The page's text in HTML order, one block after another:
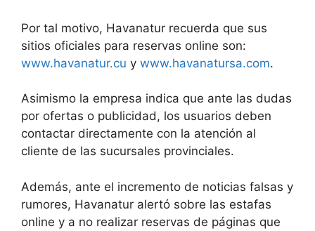
Por tal motivo, Havanatur recuerda que sus
sitios oficiales para reservas online son:
www.havanatur.cu y www.havanatursa.com.
Asimismo la empresa indica que ante las dudas
por ofertas o publicidad, los usuarios deben
contactar directamente con la atención al
cliente de las sucursales provinciales.
Además, ante el incremento de noticias falsas y
rumores, Havanatur alertó sobre las estafas
online y a no realizar reservas de páginas que